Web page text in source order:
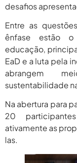
desafios
Entre as
ênfase estão
educação,
EaD e a luta pela
abrangem
sustentabilidade
Na abertura para
20
ativamente as
las.